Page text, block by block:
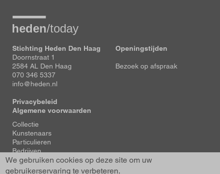
Stichting Heden Den Haag
Doornstraat 1
2584 AL Den Haag
070 346 5337
info@heden.nl
Privacybeleid
Algemene voorwaarden
Openingstijden
Bezoek op afspraak
Voet
Collectie
Kunstenaars
Particulieren
Bedrijven
Tentoonstellingen
Actueel
We gebruiken cookies op deze site om uw
gebruikerservaring te verbeteren.